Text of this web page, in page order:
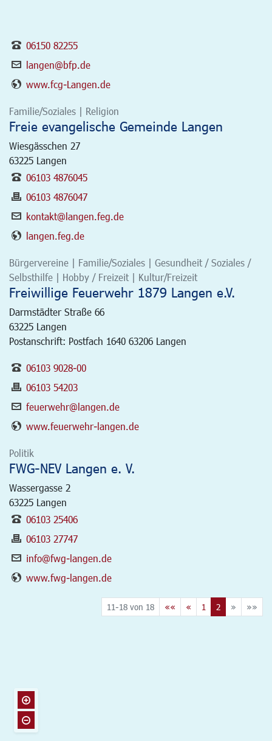
06150 82255
langen@bfp.de
www.fcg-Langen.de
Familie/Soziales | Religion
Freie evangelische Gemeinde Langen
Wiesgässchen 27
63225 Langen
06103 4876045
06103 4876047
kontakt@langen.feg.de
langen.feg.de
Bürgervereine | Familie/Soziales | Gesundheit / Soziales /
Selbsthilfe | Hobby / Freizeit | Kultur/Freizeit
Freiwillige Feuerwehr 1879 Langen e.V.
Darmstädter Straße 66
63225 Langen
Postanschrift: Postfach 1640 63206 Langen
06103 9028-00
06103 54203
feuerwehr@langen.de
www.feuerwehr-langen.de
Politik
FWG-NEV Langen e. V.
Wassergasse 2
63225 Langen
06103 25406
06103 27747
info@fwg-langen.de
www.fwg-langen.de
11-18 von 18 «« « 1 2 » »»